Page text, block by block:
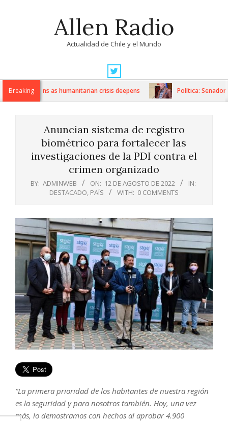
Allen Radio
Actualidad de Chile y el Mundo
Navigation
MenuBreaking
sanctions as humanitarian crisis deepens Política: Senador
Anuncian sistema de registro
biométrico para fortalecer las
investigaciones de la PDI contra el
crimen organizado
BY: ADMINWEB ON: 12 DE AGOSTO DE 2022
IN:
DESTACADO, PAÍS WITH: 0 COMMENTS
“La primera prioridad de los habitantes de nuestra región
es la seguridad y para nosotros también. Hoy, una vez
más, lo demostramos con hechos al aprobar 4.900